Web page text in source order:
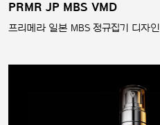
PRMR JP MBS VMD
프리메라 일본 MBS 정규집기 디자인